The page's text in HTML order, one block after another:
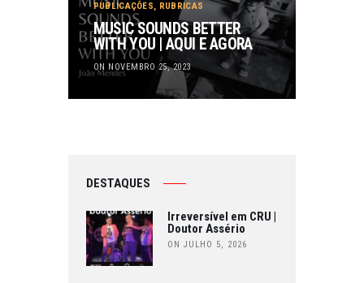
PUBLICAÇÕES, RUBRICAS
MUSIC SOUNDS BETTER
WITH YOU | AQUI E AGORA
ON NOVEMBRO 25, 2023
DESTAQUES
Irreversível em CRU |
Doutor Assério
ON JULHO 5, 2026